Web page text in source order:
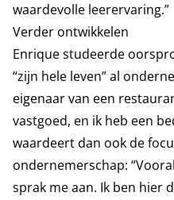
waardevolle leerervaring.”
Verder ontwikkelen
Enrique studeerde
“zijn hele leven” al
eigenaar van een
vastgoed, en ik heb een
waardeert dan ook de
ondernemerschap:
sprak me aan. Ik ben hier